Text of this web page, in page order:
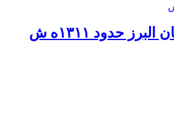
حدود ۱۳۱۱ه ش